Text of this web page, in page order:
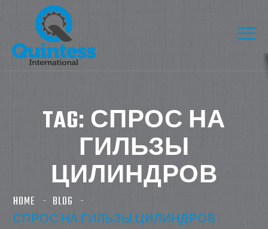
TAG: СПРОС НА
ГИЛЬЗЫ
ЦИЛИНДРОВ
HOME
BLOG
СПРОС НА ГИЛЬЗЫ ЦИЛИНДРОВ